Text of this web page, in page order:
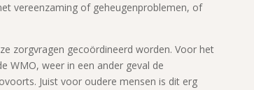
vereenzaming of geheugenproblemen, of
zorgvragen gecoördineerd worden. Voor het
WMO, weer in een ander geval de
Juist voor oudere mensen is dit erg